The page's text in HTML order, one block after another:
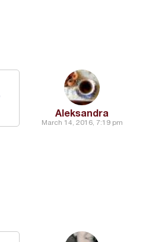
Aleksandra
March 14, 2016, 7:19 pm